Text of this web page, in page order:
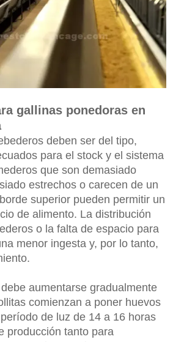
gallinas ponedoras en
deben ser del tipo,
para el stock y el sistema
que son demasiado
estrechos o carecen de un
superior pueden permitir un
de alimento. La distribución
o la falta de espacio para
menor ingesta y, por lo tanto,
aumentarse gradualmente
comienzan a poner huevos
de luz de 14 a 16 horas
producción tanto para